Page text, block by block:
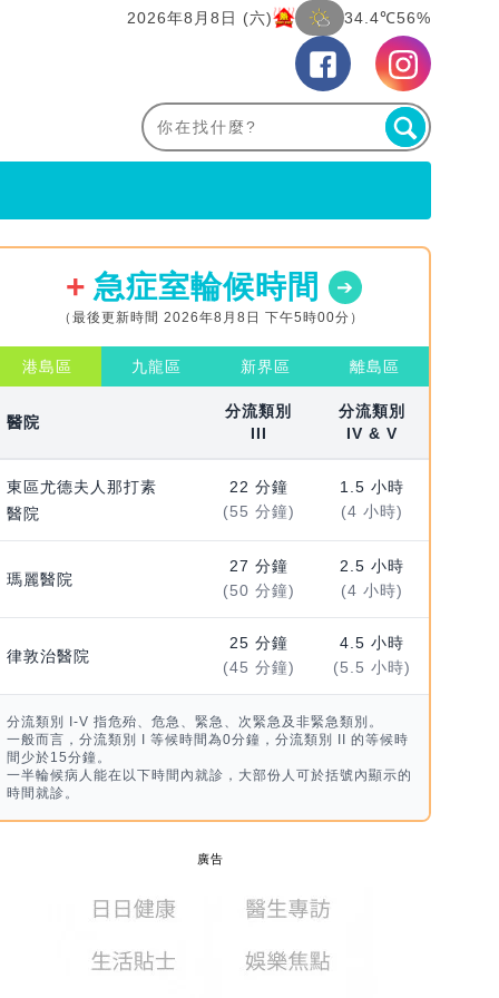
2026年8月8日 (六) 34.4℃56%
急症室輪候時間
（最後更新時間 2026年8月8日 下午5時00分）
港島區 九龍區 新界區 離島區
醫院
分流類別
III
分流類別
IV & V
東區尤德夫人那打素
醫院
22 分鐘
(55 分鐘)
1.5 小時
(4 小時)
瑪麗醫院
27 分鐘
(50 分鐘)
2.5 小時
(4 小時)
律敦治醫院
25 分鐘
(45 分鐘)
4.5 小時
(5.5 小時)
分流類別 I-V 指危殆、危急、緊急、次緊急及非緊急類別。
一般而言，分流類別 I 等候時間為0分鐘，分流類別 II 的等候時
間少於15分鐘。
一半輪候病人能在以下時間內就診，大部份人可於括號內顯示的
時間就診。
廣告